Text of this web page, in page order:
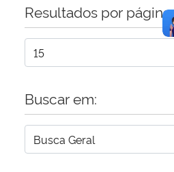
Resultados por página:
Buscar em: